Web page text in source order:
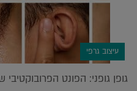
עיצוב גרפי
גופן גופני: הפונט